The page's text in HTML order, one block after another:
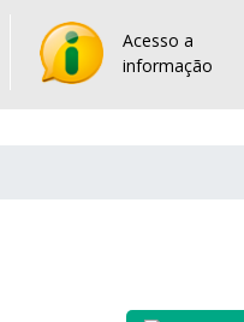
Acesso a
informação